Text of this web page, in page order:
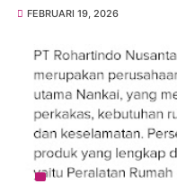
FEBRUARI 19, 2026